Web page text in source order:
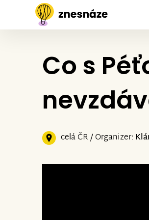
Co s
celá ČR / Organizer: